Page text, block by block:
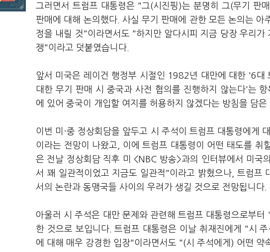
그러면서 트럼프 대통령은 "그(시진핑)는 분명히 그(무기 판
판매에 대해 논의했다. 사실 무기 판매에 관한 모든 논의는
정을 내릴 것"이라면서도 "하지만 알다시피 지금 당장 우리
쟁"이라고 덧붙였습니다.
앞서 미국은 레이건 행정부 시절인 1982년 대만에 대한 '6대
대한 무기 판매 시 중국과 사전 협의를 진행하지 않는다'는
에 있어 중국이 개입할 여지를 허용하지 않겠다는 방침을 담은
이번 미·중 정상회담을 앞두고 시 주석이 트럼프 대통령에게
이라는 전망이 나왔고, 이에 트럼프 대통령이 어떤 태도를 취
은 전날 정상회담 직후 미 <NBC 방송>과의 인터뷰에서 미국
서 꽤 일관적이었고 지금도 일관적"이라고 밝혔으나, 트럼프
서의 논란과 동맹국들 사이의 우려가 생길 것으로 전망됩니다.
아울러 시 주석은 대만 문제와 관련해 트럼프 대통령으로부
한 것으로 보입니다. 트럼프 대통령은 이날 취재진에게 "시
에 대해 매우 강경한 입장"이라면서도 "(시 주석에게) 어떤